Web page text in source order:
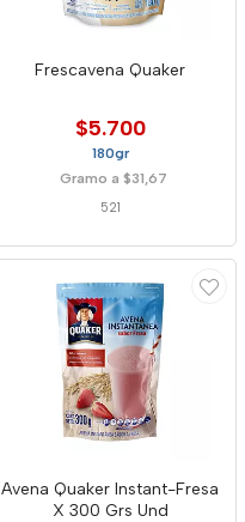
Frescavena Quaker
$5.700
180gr
Gramo a $31,67
521
Avena Quaker Instant-Fresa
X 300 Grs Und